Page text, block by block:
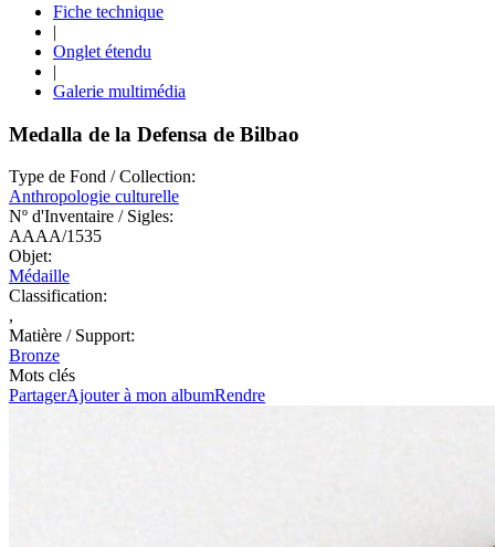
Fiche technique
|
Onglet étendu
|
Galerie multimédia
Medalla de la Defensa de Bilbao
Type de Fond / Collection:
Anthropologie culturelle
Nº d'Inventaire / Sigles:
AAAA/1535
Objet:
Médaille
Classification:
,
Matière / Support:
Bronze
Mots clés
PartagerAjouter à mon albumRendre